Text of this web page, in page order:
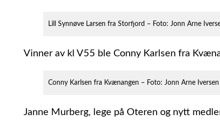
Lill Synnøve Larsen fra Storfjord – Foto: Jonn Arne
Vinner av kl V55 ble Conny Karlsen fra
Conny Karlsen fra Kvænangen – Foto: Jonn Arne Iversen
Janne Murberg, lege på Oteren og nytt